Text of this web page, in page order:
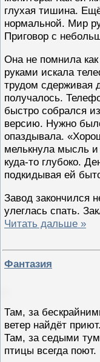
глухая тишина.
нормальной. Мир
Приговор с
Она не помнила
руками искала
трудом сдерживая
получалось.
быстро собрался
версию. Нужно
опаздывала.
мелькнула мысль
куда-то глубоко.
подкидывая ей
Завод закончился
улеглась спать.
Читать дальше »
Фантазия
Там, за
ветер найдёт приют.
Там, за седыми
птицы всегда поют.